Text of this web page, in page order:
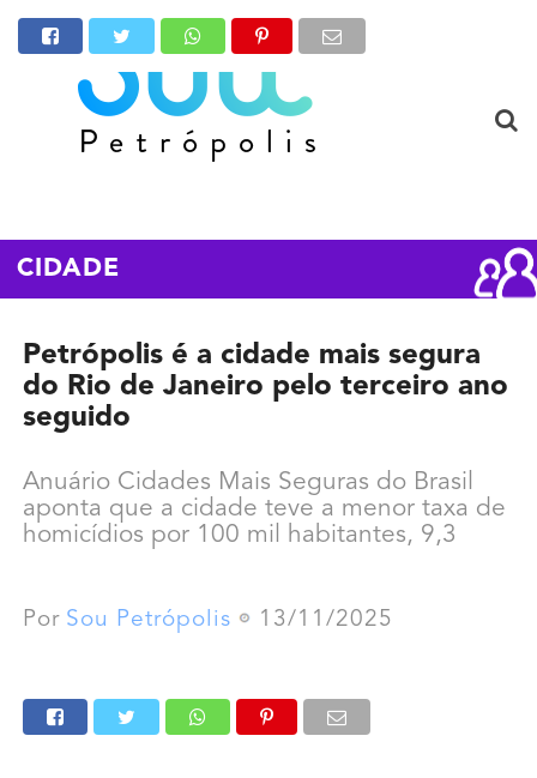
CIDADE
Petrópolis é a cidade mais segura
do Rio de Janeiro pelo terceiro ano
seguido
Anuário Cidades Mais Seguras do Brasil
aponta que a cidade teve a menor taxa de
homicídios por 100 mil habitantes, 9,3
Por Sou Petrópolis 13/11/2025